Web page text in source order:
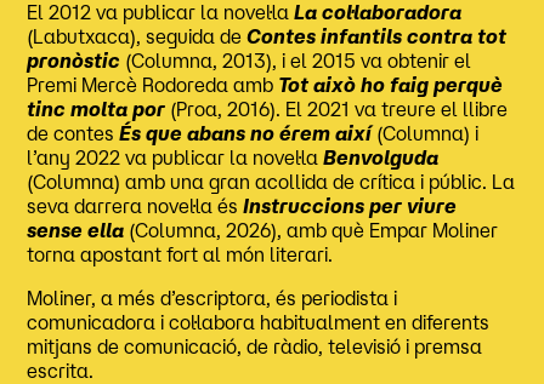
El 2012 va publicar la novel·laLa col·laboradora
(Labutxaca), seguida deContes infantils contra tot
pronòstic (Columna, 2013), i el 2015 va obtenir el
Premi Mercè Rodoreda amb Tot això ho faig perquè
tinc molta por (Proa, 2016). El 2021 va treure el llibre
de contesÉs que abans no érem així(Columna) i
l’any 2022 va publicar la novel·laBenvolguda
(Columna) amb una gran acollida de crítica i públic. La
seva darrera novel·la ésInstruccions per viure
sense ella (Columna, 2026), amb què Empar Moliner
torna apostant fort al món literari.
Moliner, a més d’escriptora, és periodista i
comunicadora i col·labora habitualment en diferents
mitjans de comunicació, de ràdio, televisió i premsa
escrita.